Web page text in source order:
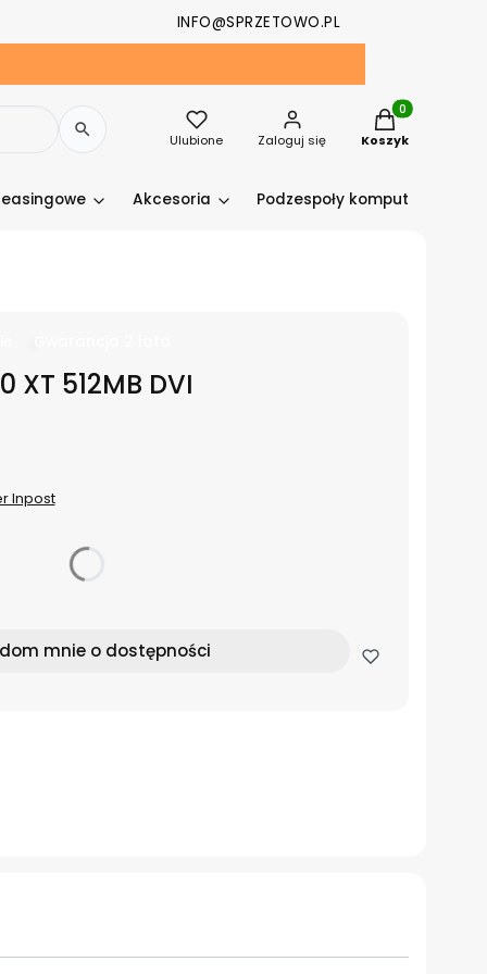
INFO@SPRZETOWO.PL
Ulubione Zaloguj się
Produkty w
Koszyk
Akcesoria Podzespoły komputerowe
XT 512MB DVI
Inpost
mnie o dostępności